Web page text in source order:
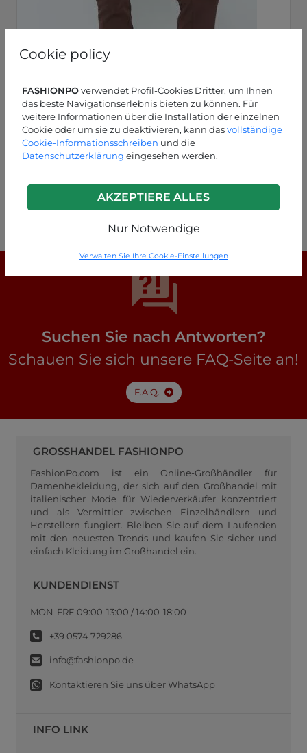
Cookie policy
FASHIONPOverwendet Profil-Cookies Dritter, um Ihnen
das beste Navigationserlebnis bieten zu können. Für
weitere Informationen über die Installation der einzelnen
Cookie oder um sie zu deaktivieren, kann dasvollständige
Cookie-Informationsschreiben und die
Datenschutzerklärung eingesehen werden.
AKZEPTIERE ALLES
Nur Notwendige
Verwalten Sie Ihre Cookie-Einstellungen
Braun
P63240011948C7
Suchen Sie nach Antworten?
Schauen Sie sich unsere FAQ-Seite an!
F.A.Q.
GROSSHANDEL FASHIONPO
FashionPo.com ist ein Online-Großhändler für
Damenbekleidung, der sich auf den Großhandel mit
italienischer Mode für Wiederverkäufer konzentriert
und als Vermittler zwischen Einzelhändlern und
Herstellern fungiert. Bleiben Sie auf dem Laufenden
mit den neuesten Trends und kaufen Sie sicher und
einfach Kleidung im Großhandel ein.
KUNDENDIENST
MON-FRE 09:00-13:00 / 14:00-18:00
+39 0574 729286
info@fashionpo.de
Kontaktieren Sie uns über WhatsApp
INFO LINK